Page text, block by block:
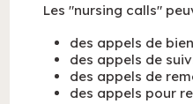
Les "nursing calls"
des appels de
des appels de
des appels de
des appels pour